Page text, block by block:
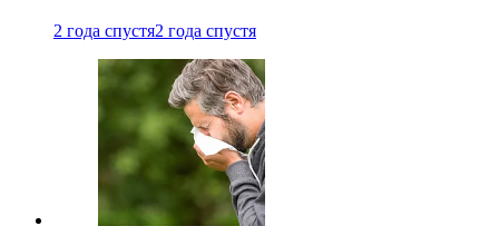
2 года спустя2 года спустя